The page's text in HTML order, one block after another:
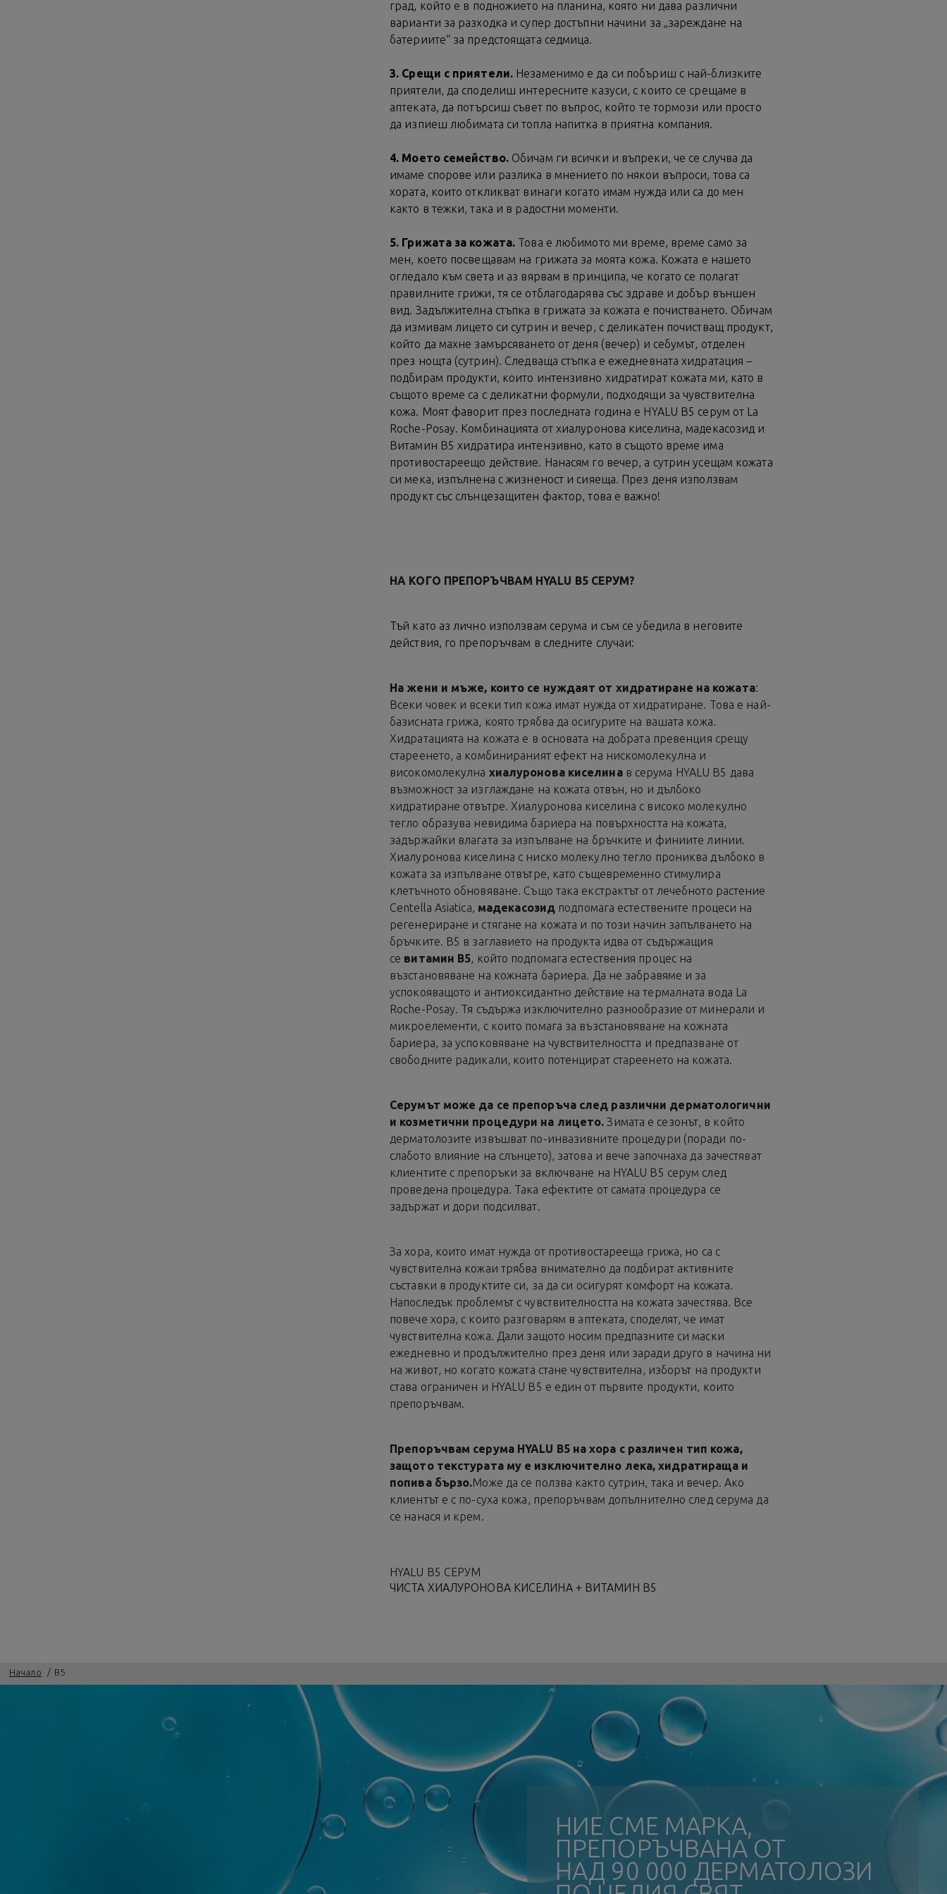
град, който е в подножието на планина, която ни дава различни
варианти за разходка и супер достъпни начини за „зареждане на
батериите“ за предстоящата седмица.
3. Срещи с приятели. Незаменимо е да си побъриш с най-близките
приятели, да споделиш интересните казуси, с които се срещаме в
аптеката, да потърсиш съвет по въпрос, който те тормози или просто
да изпиеш любимата си топла напитка в приятна компания.
4. Моето семейство.Обичам ги всички и въпреки, че се случва да
имаме спорове или разлика в мнението по някои въпроси, това са
хората, които откликват винаги когато имам нужда или са до мен
както в тежки, така и в радостни моменти.
5. Грижата за кожата. Това е любимото ми време, време само за
мен, което посвещавам на грижата за моята кожа. Кожата е нашето
огледало към света и аз вярвам в принципа, че когато се полагат
правилните грижи, тя се отблагодарява със здраве и добър външен
вид. Задължителна стъпка в грижата за кожата е почистването. Обичам
да измивам лицето си сутрин и вечер, с деликатен почистващ продукт,
който да махне замърсяването от деня (вечер) и себумът, отделен
през нощта (сутрин). Следваща стъпка е ежедневната хидратация –
подбирам продукти, които интензивно хидратират кожата ми, като в
същото време са с деликатни формули, подходящи за чувствителна
кожа. Моят фаворит през последната година е HYALU B5 серум от La
Roche-Posay. Комбинацията от хиалуронова киселина, мадекасозид и
Витамин В5 хидратира интензивно, като в същото време има
противостареещо действие. Нанасям го вечер, а сутрин усещам кожата
си мека, изпълнена с жизненост и сияеща. През деня използвам
продукт със слънцезащитен фактор, това е важно!
НA КОГО ПРЕПОРЪЧВАМ HYALU B5 СЕРУМ?
Тъй като аз лично използвам серума и съм се убедила в неговите
действия, го препоръчвам в следните случаи:
На жени и мъже, които се нуждаят от хидратиране на кожата:
Всеки човек и всеки тип кожа имат нужда от хидратиране. Това е най-
базисната грижа, която трябва да осигурите на вашата кожа.
Хидратацията на кожата е в основата на добрата превенция срещу
стареенето, а комбинираният ефект на нискомолекулна и
високомолекулна хиалуронова киселинав серума HYALU B5 дава
възможност за изглаждане на кожата отвън, но и дълбоко
хидратиране отвътре. Хиалуронова киселина с високо молекулно
тегло образува невидима бариера на повърхността на кожата,
задържайки влагата за изпълване на бръчките и финиите линии.
Хиалуронова киселина с ниско молекулно тегло прониква дълбоко в
кожата за изпълване отвътре, като същевременно стимулира
клетъчното обновяване. Също така екстрактът от лечебното растение
Centella Asiatica, мадекасозид подпомага естествените процеси на
регенериране и стягане на кожата и по този начин запълването на
бръчките. В5 в заглавието на продукта идва от съдържащия
се витамин В5, който подпомага естествения процес на
възстановяване на кожната бариера. Да не забравяме и за
успокояващото и антиоксидантно действие на термалната вода La
Roche-Posay. Тя съдържа изключително разнообразие от минерали и
микроелементи, с които помага за възстановяване на кожната
бариера, за успоковяване на чувствителността и предпазване от
свободните радикали, които потенцират стареенето на кожата.
Серумът може да се препоръча след различни дерматологични
и козметични процедури на лицето.Зимата е сезонът, в който
дерматолозите извъшват по-инвазивните процедури (поради по-
слабото влияние на слънцето), затова и вече започнаха да зачестяват
клиентите с препоръки за включване на HYALU B5 серум след
проведена процедура. Така ефектите от самата процедура се
задържат и дори подсилват.
За хора, които имат нужда от противостарееща грижа, но са с
чувствителна кожаи трябва внимателно да подбират активните
съставки в продуктите си, за да си осигурят комфорт на кожата.
Напоследък проблемът с чувствителността на кожата зачестява. Все
повече хора, с които разговарям в аптеката, споделят, че имат
чувствителна кожа. Дали защото носим предпазните си маски
ежедневно и продължително през деня или заради друго в начина ни
на живот, но когато кожата стане чувствителна, изборът на продукти
става ограничен и HYALU B5 е един от първите продукти, които
препоръчвам.
Препоръчвам серума HYALU B5 на хора с различен тип кожа,
защото текстурата му е изключително лека, хидратираща и
попива бързо.Може да се ползва както сутрин, така и вечер. Ако
клиентът е с по-суха кожа, препоръчвам допълнително след серума да
се нанася и крем.
HYALU B5 СЕРУМ
ЧИСТА ХИАЛУРОНОВА КИСЕЛИНА + ВИТАМИН В5
Начало B5
НИЕ СМЕ МАРКА,
ПРЕПОРЪЧВАНА ОТ
НАД 90 000 ДЕРМАТОЛОЗИ